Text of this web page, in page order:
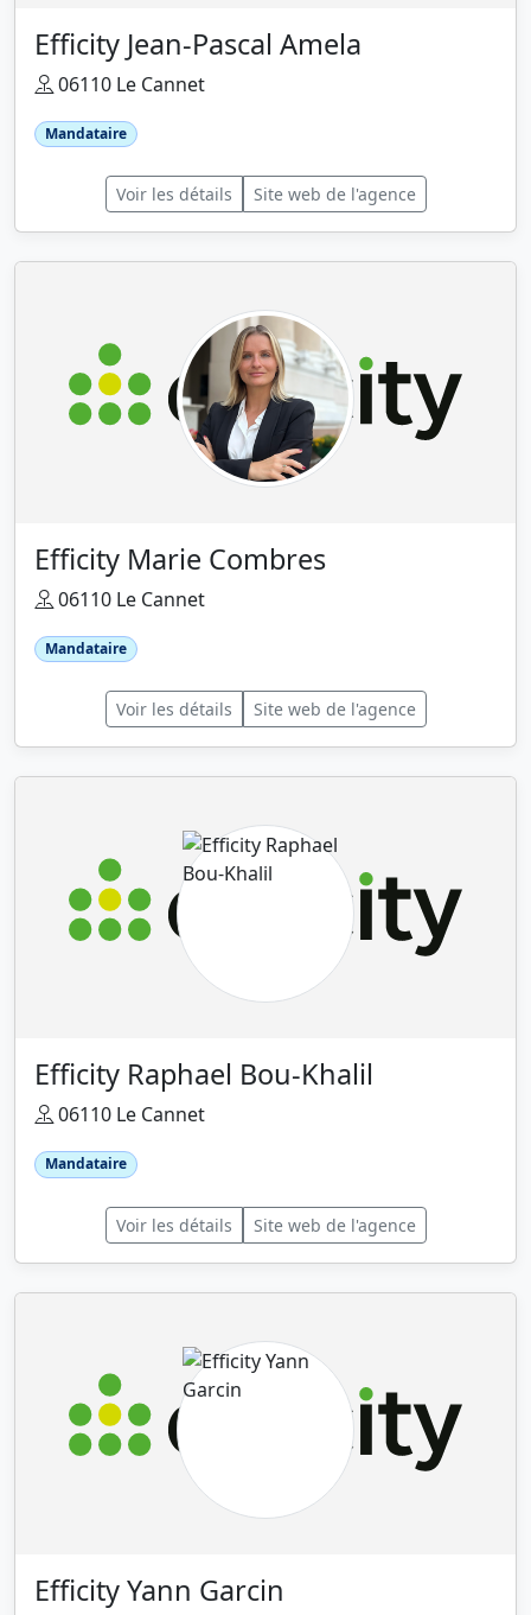
Efficity Jean-Pascal Amela
06110 Le Cannet
Mandataire
Voir les détails Site web de l'agence
Efficity Marie Combres
06110 Le Cannet
Mandataire
Voir les détails Site web de l'agence
Efficity Raphael Bou-Khalil
06110 Le Cannet
Mandataire
Voir les détails Site web de l'agence
Efficity Yann Garcin